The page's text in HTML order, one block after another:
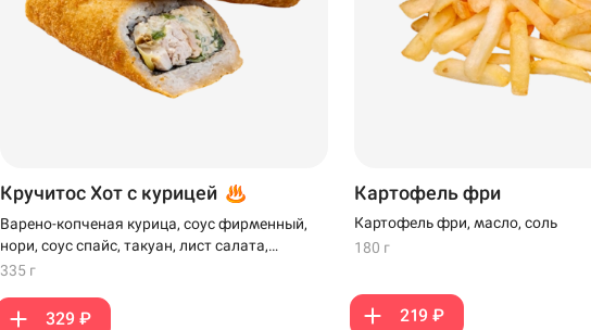
Кручитос Хот с курицей
Варено-копченая курица, соус фирменный,
нори, соус спайс, такуан, лист салата,
моцарелла, кляр и панко
335 г
329 ₽
Картофель фри
Картофель фри, масло, соль
180 г
219 ₽